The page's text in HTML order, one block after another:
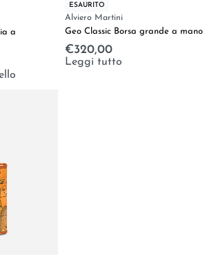
a
ESAURITO
Alviero Martini
Geo Classic Borsa grande a mano
€320,00
Leggi tutto